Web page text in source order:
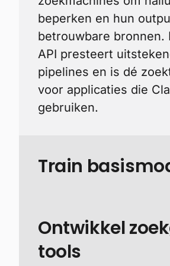
beperken en hun
betrouwbare bronnen.
API presteert
pipelines en is dé
voor applicaties die
gebruiken.
Train
Ontwikkel
tools